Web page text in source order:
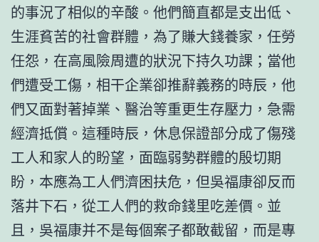
的事況了相似的辛酸。他們簡直都是支出低、
生涯貧苦的社會群體，為了賺大錢養家，任勞
任怨，在高風險周遭的狀況下持久功課；當他
們遭受工傷，相干企業卻推辭義務的時辰，他
們又面對著掉業、醫治等重更生存壓力，急需
經濟抵償。這種時辰，休息保證部分成了傷殘
工人和家人的盼望，面臨弱勢群體的殷切期
盼，本應為工人們濟困扶危，但吳福康卻反而
落井下石，從工人們的救命錢里吃差價。並
且，吳福康并不是每個案子都敢截留，而是專